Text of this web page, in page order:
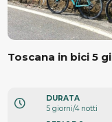
Toscana in bici 5
DURATA
5 giorni/4 notti